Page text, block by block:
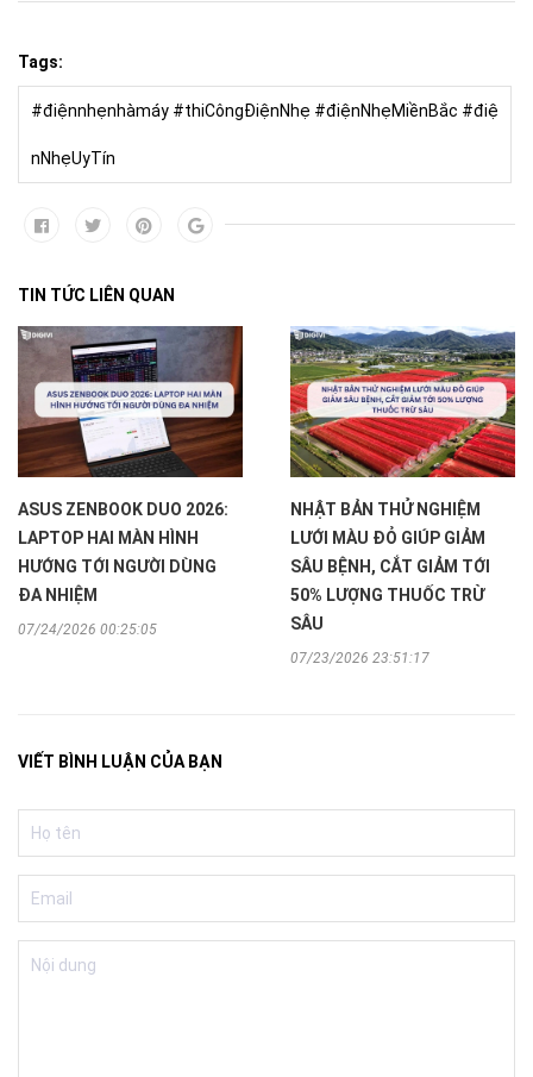
Tags:
#điệnnhẹnhàmáy #thiCôngĐiệnNhẹ #điệnNhẹMiềnBắc #điệ
nNhẹUyTín
TIN TỨC LIÊN QUAN
ASUS ZENBOOK DUO 2026:
LAPTOP HAI MÀN HÌNH
HƯỚNG TỚI NGƯỜI DÙNG
ĐA NHIỆM
07/24/2026 00:25:05
NHẬT BẢN THỬ NGHIỆM
LƯỚI MÀU ĐỎ GIÚP GIẢM
SÂU BỆNH, CẮT GIẢM TỚI
50% LƯỢNG THUỐC TRỪ
SÂU
07/23/2026 23:51:17
VIẾT BÌNH LUẬN CỦA BẠN